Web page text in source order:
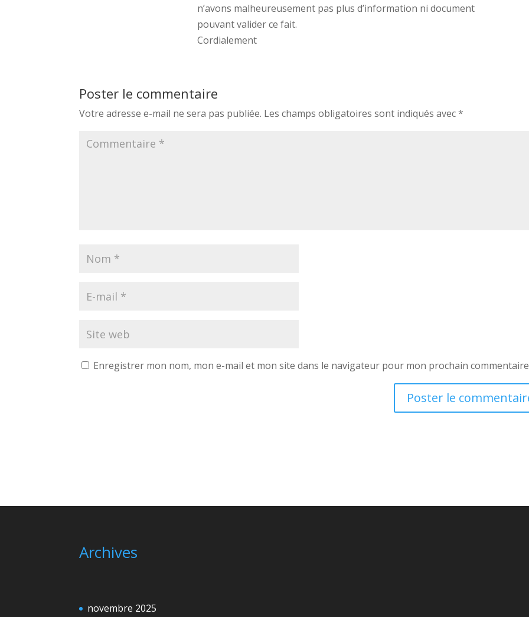
n’avons malheureusement pas plus d’information ni document
pouvant valider ce fait.
Cordialement
Poster le commentaire
Votre adresse e-mail ne sera pas publiée. Les champs obligatoires sont indiqués avec*
Enregistrer mon nom, mon e-mail et mon site dans le navigateur pour mon prochain
i
Archives
novembre 2025